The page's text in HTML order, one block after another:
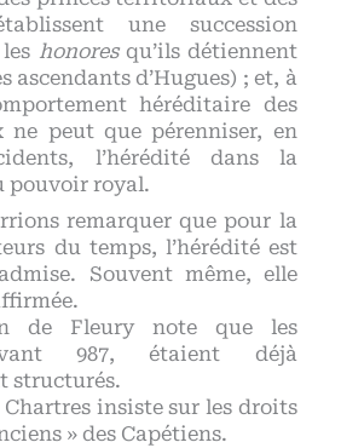
une succession
honoresqu’ils détiennent
ascendants d’Hugues) ; et, à
héréditaire des
ne peut que pérenniser, en
l’hérédité dans la
pouvoir royal.
remarquer que pour la
du temps, l’hérédité est
Souvent même, elle
de Fleury note que les
987, étaient déjà
structurés.
insiste sur les droits
» des Capétiens.